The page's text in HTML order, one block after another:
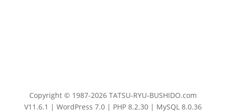
Copyright © 1987-2026 TATSU-RYU-BUSHIDO.com
V11.6.1 | WordPress 7.0 | PHP 8.2.30 | MySQL 8.0.36